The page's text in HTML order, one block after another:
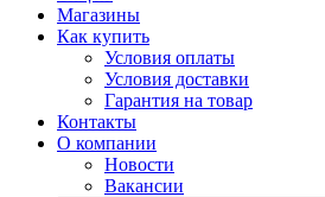
Магазины
Как купить
Условия оплаты
Условия доставки
Гарантия на товар
Контакты
О компании
Новости
Вакансии